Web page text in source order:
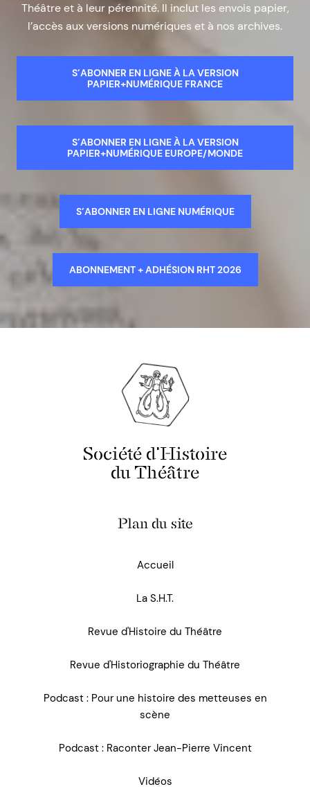
Théâtre et à leur pérennité. Il inclut les envois papier,
l’accès aux versions numériques et à nos archives.
S’ABONNER EN LIGNE À LA VERSION
PAPIER+NUMÉRIQUE FRANCE
S’ABONNER EN LIGNE À LA VERSION
PAPIER+NUMÉRIQUE EUROPE/MONDE
S’ABONNER EN LIGNE NUMÉRIQUE
ABONNEMENT + ADHÉSION RHT 2026
Société d'Histoire
du Théâtre
Plan du site
Accueil
La S.H.T.
Revue d'Histoire du Théâtre
Revue d'Historiographie du Théâtre
Podcast : Pour une histoire des metteuses en
scène
Podcast : Raconter Jean-Pierre Vincent
Vidéos